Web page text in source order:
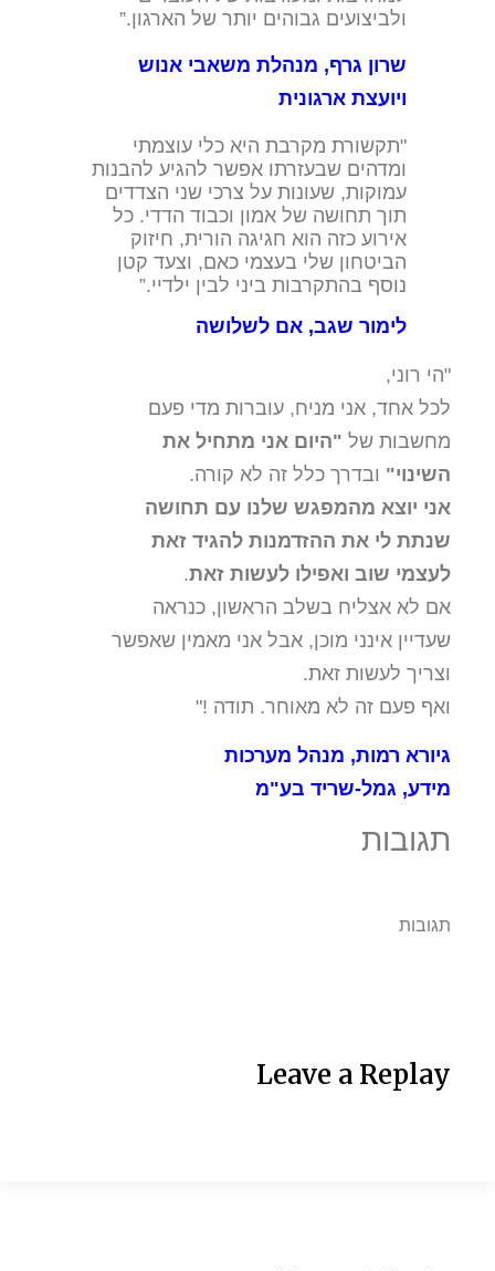
ולביצועים גבוהים יותר של הארגון.”
שרון גרף, מנהלת משאבי אנוש
ויועצת ארגונית
"תקשורת מקרבת היא כלי עוצמתי
ומדהים שבעזרתו אפשר להגיע להבנות
עמוקות, שעונות על צרכי שני הצדדים
תוך תחושה של אמון וכבוד הדדי. כל
אירוע כזה הוא חגיגה הורית, חיזוק
הביטחון שלי בעצמי כאם, וצעד קטן
נוסף בהתקרבות ביני לבין ילדיי.”
לימור שגב, אם לשלושה
"הי רוני,
לכל אחד, אני מניח, עוברות מדי פעם
מחשבות של "היום אני מתחיל את
השינוי" ובדרך כלל זה לא קורה.
אני יוצא מהמפגש שלנו עם תחושה
שנתת לי את ההזדמנות להגיד זאת
לעצמי שוב ואפילו לעשות זאת.
אם לא אצליח בשלב הראשון, כנראה
שעדיין אינני מוכן, אבל אני מאמין שאפשר
וצריך לעשות זאת.
ואף פעם זה לא מאוחר. תודה !"
גיורא רמות, מנהל מערכות
מידע, גמל-שריד בע"מ
תגובות
תגובות
Leave a Replay